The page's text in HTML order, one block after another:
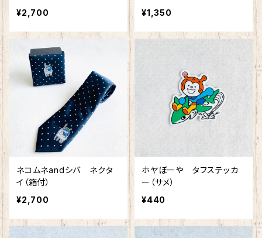
¥2,700
¥1,350
ネコムネandシバ ネクタ
イ（箱付）
¥2,700
ホヤぼーや タフステッカ
ー（サメ）
¥440